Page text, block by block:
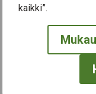
kaikki”.